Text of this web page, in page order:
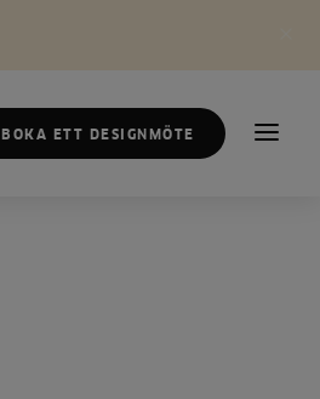
BOKA ETT DESIGNMÖTE